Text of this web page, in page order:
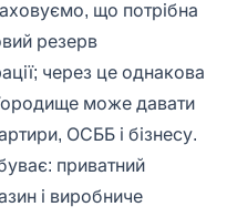
що потрібна
резерв
через це однакова
може давати
ОСББ і бізнесу.
приватний
і виробниче